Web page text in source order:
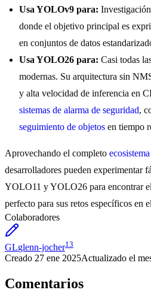
Usa YOLOv9 para:
donde el objetivo principal es
en conjuntos de datos
Usa YOLO26 para: Casi todas
modernas. Su arquitectura sin
y alta velocidad de inferencia en
sistemas de alarma de seguridad,
seguimiento de objetos en tiempo
Aprovechando el completo
desarrolladores pueden experimentar
YOLO11 y YOLO26 para encontrar
perfecto para sus retos específicos en
Colaboradores
GLglenn-jocher13
Creado 27 ene 2025Actualizado el
Comentarios